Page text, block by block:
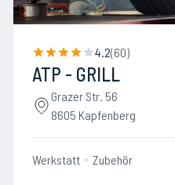
4.2(60)
ATP - GRILL
Grazer Str. 56
8605 Kapfenberg
Werkstatt Zubehör